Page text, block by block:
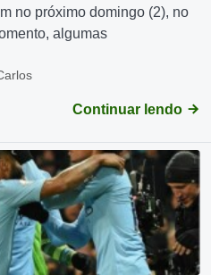
no próximo domingo (2), no
algumas
Continuar lendo